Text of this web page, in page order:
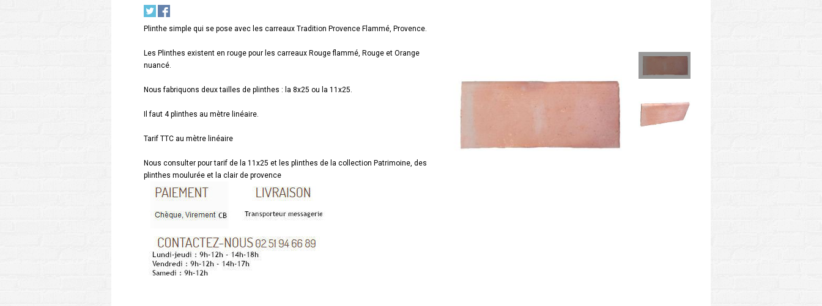
Plinthe simple qui se pose avec les carreaux Tradition Provence Flammé, Provence.
Les Plinthes existent en rouge pour les carreaux Rouge flammé, Rouge et Orange
nuancé.
Nous fabriquons deux tailles de plinthes : la 8x25 ou la 11x25.
Il faut 4 plinthes au mètre linéaire.
Tarif TTC au mètre linéaire
Nous consulter pour tarif de la 11x25 et les plinthes de la collection Patrimoine, des
plinthes moulurée et la clair de provence